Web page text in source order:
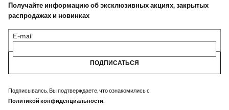
Получайте информацию об эксклюзивных акциях, закрытых
распродажах и новинках
E-mail
ПОДПИСАТЬСЯ
Подписываясь, Вы подтверждаете, что ознакомились с
Политикой конфиденциальности.